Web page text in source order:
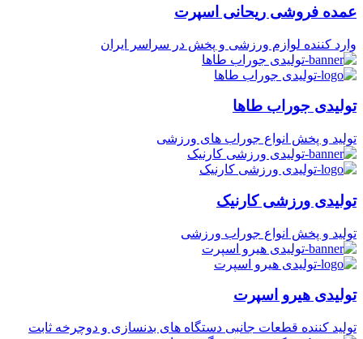
عمده فروشی ریحانی اسپرت
وارد کننده لوازم ورزشی و پخش در سراسر ایران
تولیدی جوراب طاها
تولید و پخش انواع جوراب های ورزشی
تولیدی ورزشی کارنیک
تولید و پخش انواع جوراب ورزشی
تولیدی هیرو اسپرت
تولید کننده قطعات جانبی دستگاه های بدنسازی و دوچرخه ثابت